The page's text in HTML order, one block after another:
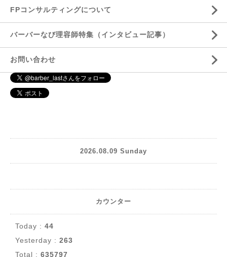
FPコンサルティングについて
バーバーなび理容師特集（インタビュー記事）
お問い合わせ
2026.08.09 Sunday
カウンター
Today : 44
Yesterday : 263
Total : 635797